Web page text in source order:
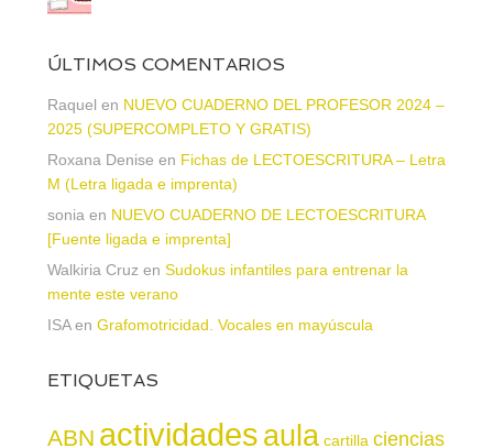
ÚLTIMOS COMENTARIOS
Raquel en NUEVO CUADERNO DEL PROFESOR 2024 –
2025 (SUPERCOMPLETO Y GRATIS)
Roxana Denise en Fichas de LECTOESCRITURA – Letra
M (Letra ligada e imprenta)
sonia en NUEVO CUADERNO DE LECTOESCRITURA
[Fuente ligada e imprenta]
Walkiria Cruz en Sudokus infantiles para entrenar la
mente este verano
ISAen Grafomotricidad. Vocales en mayúscula
ETIQUETAS
ABN actividadesaula cartilla ciencias